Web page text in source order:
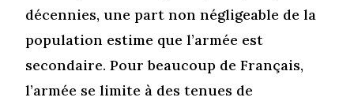
décennies, une part non négligeable de la
population estime que l’armée est
secondaire. Pour beaucoup de Français,
l’armée se limite à des tenues de